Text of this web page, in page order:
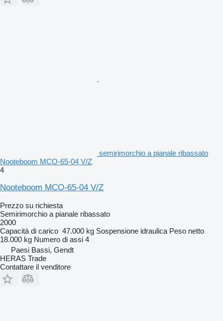
semirimorchio a pianale ribassato
Nooteboom MCO-65-04 V/Z
4
Nooteboom MCO-65-04 V/Z
Prezzo su richiesta
Semirimorchio a pianale ribassato
2000
Capacità di carico 47.000 kg Sospensione idraulica Peso netto
18.000 kg Numero di assi 4
Paesi Bassi, Gendt
HERAS Trade
Contattare il venditore